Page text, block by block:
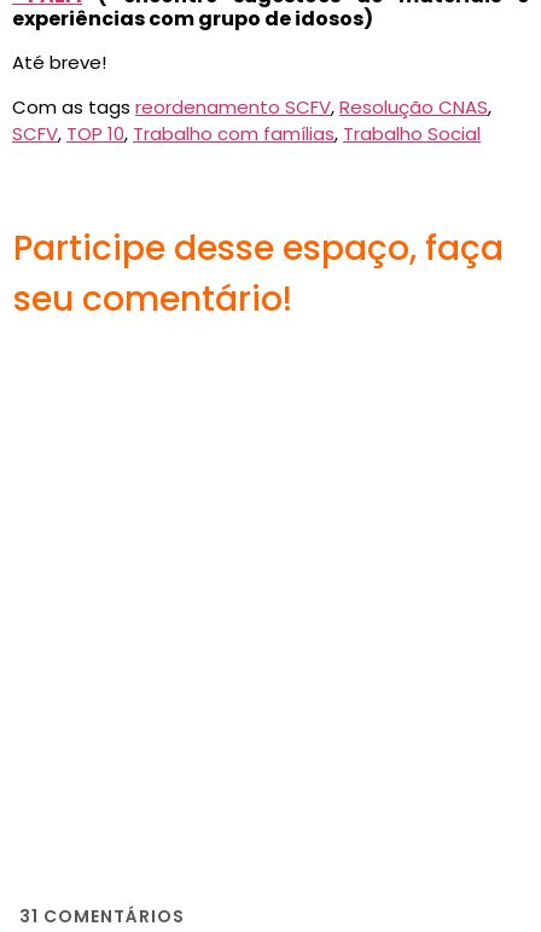
experiências com grupo de idosos)
Até breve!
Com as tags reordenamento SCFV,Resolução CNAS,
SCFV, TOP 10, Trabalho com famílias, Trabalho Social
Participe desse espaço, faça
seu comentário!
31 COMENTÁRIOS